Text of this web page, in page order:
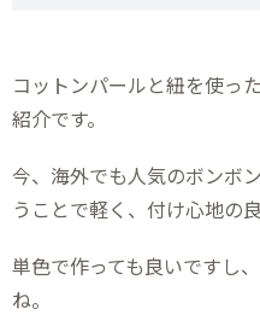
コットンパールと紐を使っ
紹介です。
今、海外でも人気のボンボ
うことで軽く、付け心地の
単色で作っても良いですし
ね。